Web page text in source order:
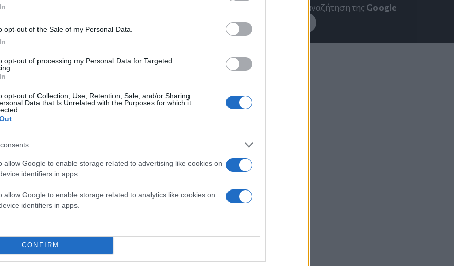
opt-out of the Sale of my Personal Data.
opt-out of processing my Personal Data for Targeted
opt-out of Collection, Use, Retention, Sale, and/or Sharing
Data that Is Unrelated with the Purposes for which it
allow Google to enable storage related to advertising like cookies on
identifiers in apps.
allow Google to enable storage related to analytics like cookies on
identifiers in apps.
CONFIRM
στην αναζήτηση της Google
Πρόσθεσέ το στην